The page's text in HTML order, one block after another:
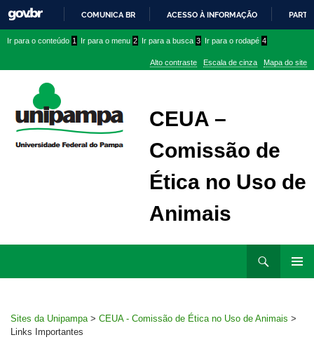
PARA
CONTEÚDO
COMUNICA BR ACESSO À INFORMAÇÃO
conteúdo
menu
superior
menu
Ir para o conteúdo 1 Ir para o menu 2 Ir para a busca 3 Ir para o rodapé 4
Alto contraste Escala de cinza Mapa do site
CEUA –
Comissão de
Ética no Uso de
Animais
Sites da Unipampa > CEUA - Comissão de Ética no Uso de Animais >
Links Importantes